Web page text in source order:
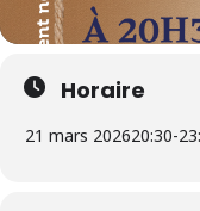
Horaire
21 mars 202620:30-